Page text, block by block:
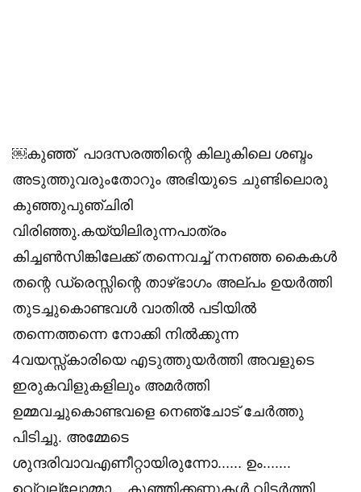
￼കുഞ്ഞ് പാദസരത്തിന്റെ കിലുകിലെ ശബ്ദം
അടുത്തുവരുംതോറും അഭിയുടെ ചുണ്ടിലൊരു
കുഞ്ഞുപുഞ്ചിരി
വിരിഞ്ഞു.കയ്യിലിരുന്നപാത്രം
കിച്ചൺസിങ്കിലേക്ക് തന്നെവച്ച് നനഞ്ഞ കൈകൾ
തന്റെ ഡ്രെസ്സിന്റെ താഴ്ഭാഗം അല്പം ഉയർത്തി
തുടച്ചുകൊണ്ടവൾ വാതിൽ പടിയിൽ
തന്നെത്തന്നെ നോക്കി നിൽക്കുന്ന
4വയസ്സ്കാരിയെ എടുത്തുയർത്തി അവളുടെ
ഇരുകവിളുകളിലും അമർത്തി
ഉമ്മവച്ചുകൊണ്ടവളെ നെഞ്ചോട് ചേർത്തു
പിടിച്ചു. അമ്മേടെ
ശുന്ദരിവാവഎണീറ്റായിരുന്നോ...... ഉം.......
ഉവ്വല്ലോമ്മാ... കുഞ്ഞിക്കണ്ണുകൾ വിടർത്തി